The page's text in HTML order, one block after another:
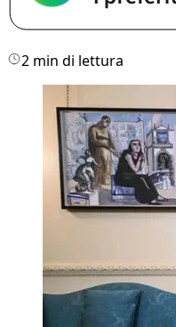
2 min di lettura